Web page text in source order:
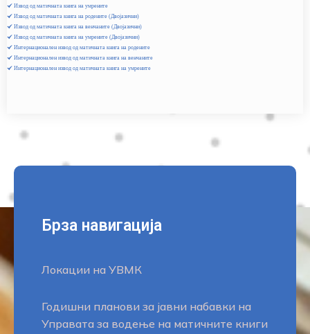
Извод од матичната книга на умрените
Извод од матичната книга на родените (Двојазични)
Извод од матичната книга на венчаните (Двојазични)
Извод од матичната книга на умрените (Двојазични)
Интернационален извод од матичната книга на родените
Интернационален извод од матичната книга на венчаните
Интернационален извод од матичната книга на умрените
Брза навигација
Локации на УВМК
Годишни планови за јавни набавки на
Управата за водење на матичните книги